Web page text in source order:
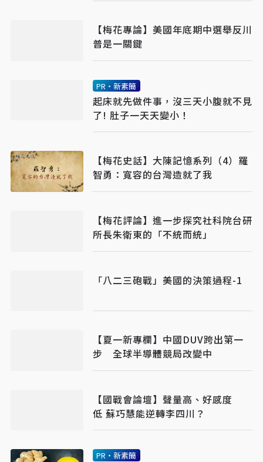
【梅花專論】美國年底期中選舉反川
普是一關鍵
PR・新素簡
起床就先做件事，沒三天小腹就不見
了! 肚子一天天變小！
【梅花史話】大陳記憶系列（4）羅
智勇：寬容的台灣造就了我
【梅花評論】進一步探究社科院台研
所長朱衛東的「不統而統」
「八二三砲戰」美國的決策過程-1
【夏一新專欄】中國DUV跨出第一
步 全球半導體競局改變中
【國戰會論壇】聲量高、好感度
低 蘇巧慧能逆轉李四川？
PR・新素簡